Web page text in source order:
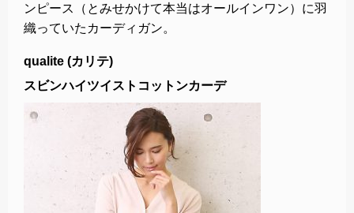
ンピース（とみせかけて本当はオールインワン）に羽
織っていたカーディガン。
qualite (カリテ)
スビンハイツイストコットンカーデ